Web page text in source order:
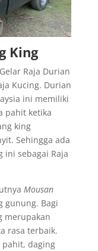
King
Raja Durian
Kucing. Durian
ini memiliki
pahit ketika
king
Sehingga ada
ini sebagai Raja
Mousan
gunung. Bagi
merupakan
rasa terbaik.
pahit, daging